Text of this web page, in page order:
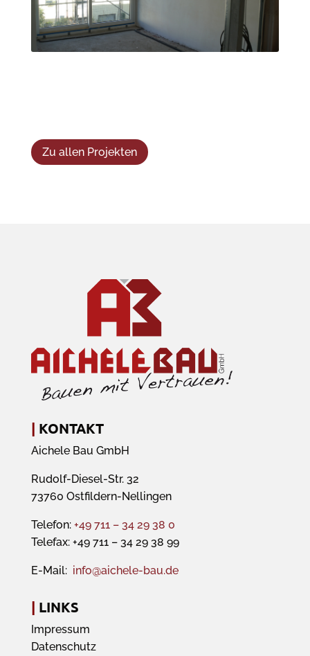
Zu allen Projekten
| KONTAKT
Aichele Bau GmbH
Rudolf-Diesel-Str. 32
73760 Ostfildern-Nellingen
Telefon: +49 711 – 34 29 38 0
Telefax: +49 711 – 34 29 38 99
E-Mail: info@aichele-bau.de
| LINKS
Impressum
Datenschutz